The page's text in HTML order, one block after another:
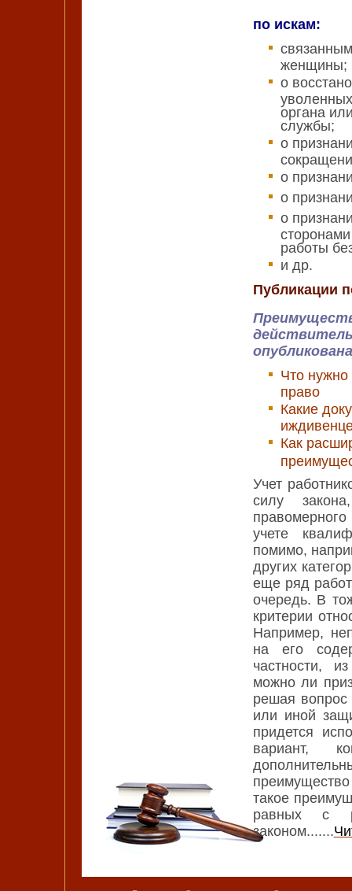
по искам:
женщины;
о
органа
службы;
о
о
о
о
работы
и др.
Публикации
Что
право
Какие
Как
Учет
силу
учете
помимо,
других
еще ряд
очередь. В
критерии
Например,
на его
частности,
можно ли
решая вопрос
или иной
придется
вариант,
такое
равных с
законом.......